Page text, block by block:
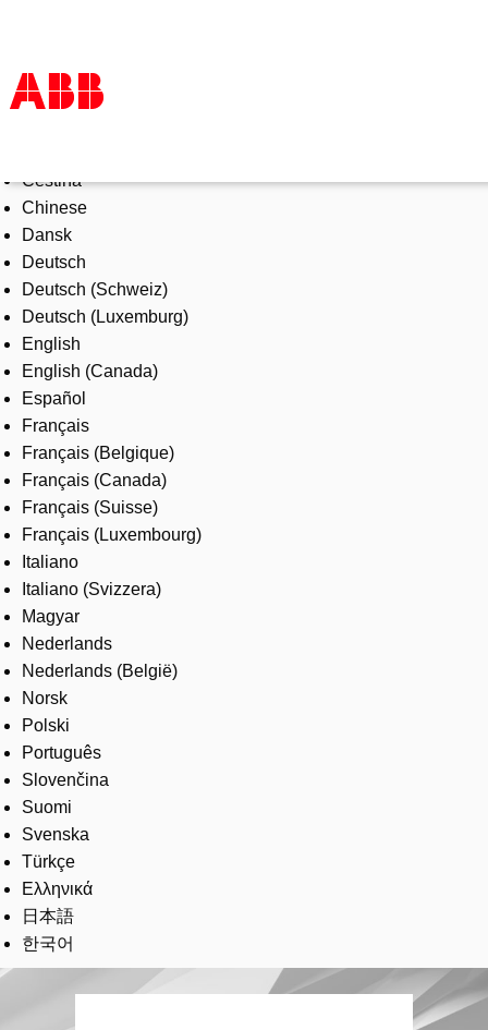
Products & Solutions
Industries
Services
About us
Where to buy
Contact us
Careers
Čeština
Chinese
Dansk
Deutsch
Deutsch (Schweiz)
Deutsch (Luxemburg)
English
English (Canada)
Español
Français
Français (Belgique)
Français (Canada)
Français (Suisse)
Français (Luxembourg)
Italiano
Italiano (Svizzera)
Magyar
Nederlands
Nederlands (België)
Norsk
Polski
Português
Slovenčina
Suomi
Svenska
Türkçe
Ελληνικά
日本語
한국어